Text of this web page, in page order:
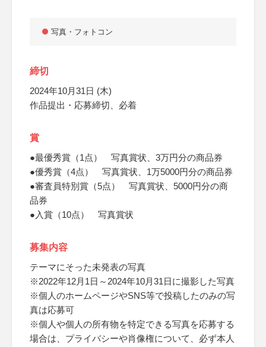
写真・フォトコン
締切
2024年10月31日 (木)
作品提出・応募締切、必着
賞
●最優秀賞（1点） 写真賞状、3万円分の商品券
●優秀賞（4点） 写真賞状、1万5000円分の商品券
●審査員特別賞（5点） 写真賞状、5000円分の商
品券
●入賞（10点） 写真賞状
募集内容
テーマにそった未発表の写真
※2022年12月1日～2024年10月31日に撮影した写真
※個人のホームページやSNS等で投稿したのみの写
真は応募可
※個人や個人の所有物を特定できる写真を応募する
場合は、プライバシーや肖像権について、必ず本人